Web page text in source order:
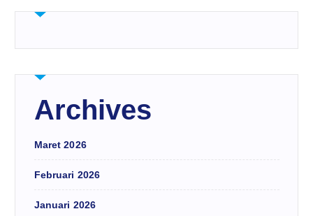
Archives
Maret 2026
Februari 2026
Januari 2026